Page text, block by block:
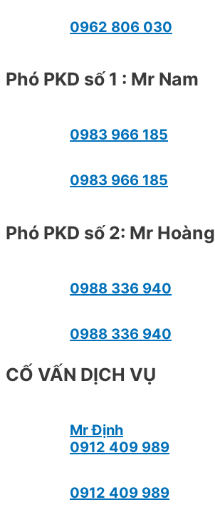
0962 806 030
Phó PKD số 1 : Mr Nam
0983 966 185
0983 966 185
Phó PKD số 2: Mr Hoàng
0988 336 940
0988 336 940
CỐ VẤN DỊCH VỤ
Mr Định
0912 409 989
0912 409 989